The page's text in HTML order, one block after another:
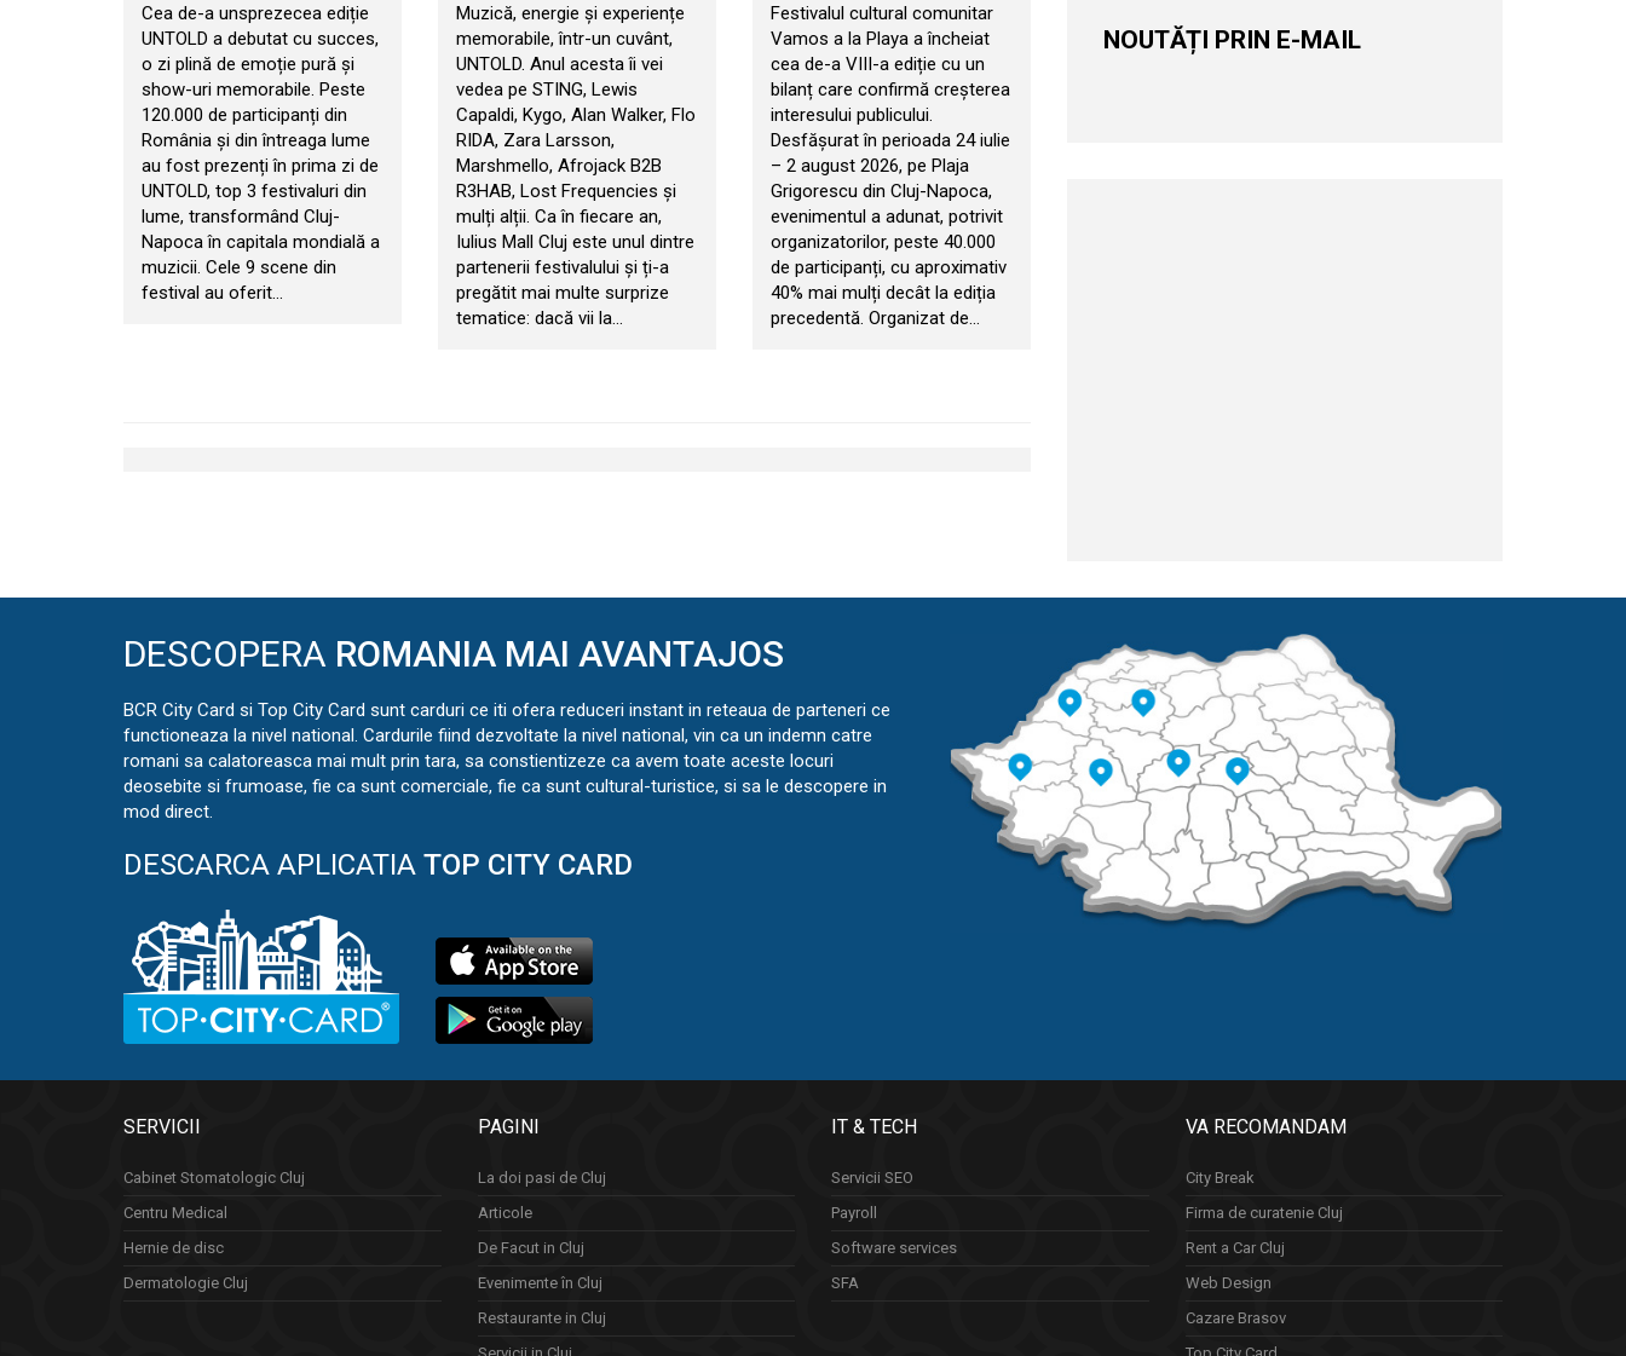
Cea de-a unsprezecea ediție
UNTOLD a debutat cu succes,
o zi plină de emoție pură și
show-uri memorabile. Peste
120.000 de participanți din
România și din întreaga lume
au fost prezenți în prima zi de
UNTOLD, top 3 festivaluri din
lume, transformând Cluj-
Napoca în capitala mondială a
muzicii. Cele 9 scene din
festival au oferit…
Muzică, energie și experiențe
memorabile, într-un cuvânt,
UNTOLD. Anul acesta îi vei
vedea pe STING, Lewis
Capaldi, Kygo, Alan Walker, Flo
RIDA, Zara Larsson,
Marshmello, Afrojack B2B
R3HAB, Lost Frequencies și
mulți alții. Ca în fiecare an,
Iulius Mall Cluj este unul dintre
partenerii festivalului și ți-a
pregătit mai multe surprize
tematice: dacă vii la…
Festivalul cultural comunitar
Vamos a la Playa a încheiat
cea de-a VIII-a ediție cu un
bilanț care confirmă creșterea
interesului publicului.
Desfășurat în perioada 24 iulie
– 2 august 2026, pe Plaja
Grigorescu din Cluj-Napoca,
evenimentul a adunat, potrivit
organizatorilor, peste 40.000
de participanți, cu aproximativ
40% mai mulți decât la ediția
precedentă. Organizat de…
NOUTĂȚI PRIN E-MAIL
DESCOPERA ROMANIA MAI AVANTAJOS
BCR City Card si Top City Card sunt carduri ce iti ofera reduceri instant in reteaua de parteneri ce
functioneaza la nivel national. Cardurile fiind dezvoltate la nivel national, vin ca un indemn catre
romani sa calatoreasca mai mult prin tara, sa constientizeze ca avem toate aceste locuri
deosebite si frumoase, fie ca sunt comerciale, fie ca sunt cultural-turistice, si sa le descopere in
mod direct.
DESCARCA APLICATIA TOP CITY CARD
SERVICII
Cabinet Stomatologic Cluj
Centru Medical
Hernie de disc
Dermatologie Cluj
PAGINI
La doi pasi de Cluj
Articole
De Facut in Cluj
Evenimente în Cluj
Restaurante in Cluj
IT & TECH
Servicii SEO
Payroll
Software services
SFA
VA RECOMANDAM
City Break
Firma de curatenie Cluj
Rent a Car Cluj
Web Design
Cazare Brasov